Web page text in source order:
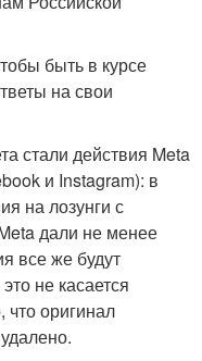
быть в курсе
на свои
стали действия Meta
и Instagram): в
на лозунги с
дали не менее
все же будут
не касается
оригинал